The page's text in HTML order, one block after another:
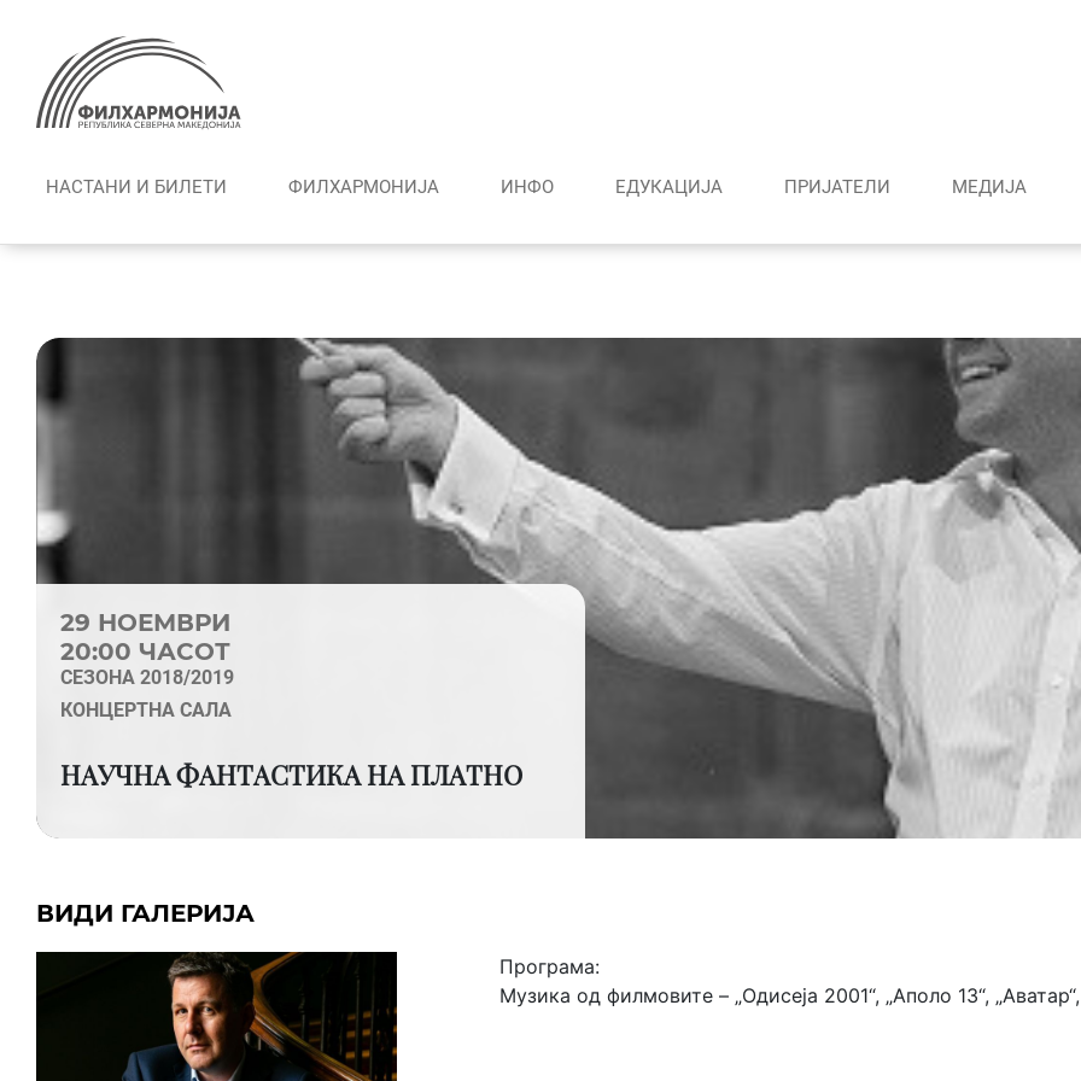
content
НАСТАНИ И БИЛЕТИ ФИЛХАРМОНИЈА ИНФО ЕДУКАЦИЈА ПРИЈАТЕЛИ МЕДИJА
29 НОЕМВРИ
20:00 ЧАСОТ
СЕЗОНА 2018/2019
КОНЦЕРТНА САЛА
НАУЧНА ФАНТАСТИКА НА ПЛАТНО
ВИДИ ГАЛЕРИЈА
Програма:
Музика од филмовите – „Одисеја 2001“, „Аполо 13“,